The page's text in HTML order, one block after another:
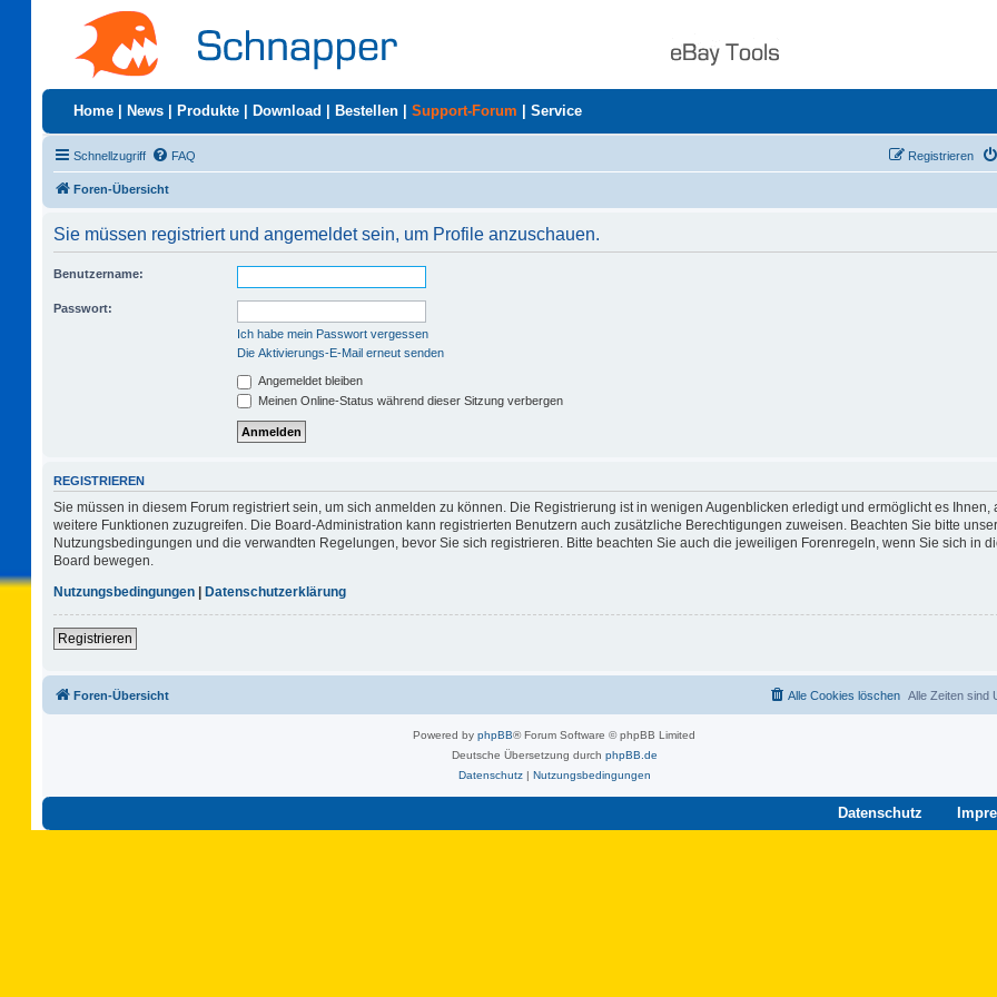
Home News Produkte Download Bestellen Support-Forum Service
Schnellzugriff FAQ Registrieren
Foren-Übersicht
Sie müssen registriert und angemeldet sein, um Profile anzuschauen.
Benutzername:
Passwort:
Ich habe mein Passwort vergessen
Die Aktivierungs-E-Mail erneut senden
Angemeldet bleiben
Meinen Online-Status während dieser Sitzung verbergen
REGISTRIEREN
Sie müssen in diesem Forum registriert sein, um sich anmelden zu können. Die Registrierung ist in wenigen Augenblicken erledigt und ermöglicht es Ihnen,
weitere Funktionen zuzugreifen. Die Board-Administration kann registrierten Benutzern auch zusätzliche Berechtigungen zuweisen. Beachten Sie bitte
Nutzungsbedingungen und die verwandten Regelungen, bevor Sie sich registrieren. Bitte beachten Sie auch die jeweiligen Forenregeln, wenn Sie sich in
Board bewegen.
Nutzungsbedingungen | Datenschutzerklärung
Registrieren
Foren-Übersicht Alle Zeiten sind
Alle Cookies löschen
Powered by phpBB® Forum Software © phpBB Limited
Deutsche Übersetzung durch phpBB.de
Datenschutz| Nutzungsbedingungen
Datenschutz